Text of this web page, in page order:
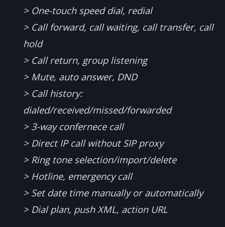
> One-touch speed dial, redial
> Call forward, call waiting, call transfer, call
hold
> Call return, group listening
> Mute, auto answer, DND
> Call history:
dialed/received/missed/forwarded
> 3-way confernece call
> Direct IP call without SIP proxy
> Ring tone selection/import/delete
> Hotline, emergency call
> Set date time manually or automatically
> Dial plan, push XML, action URL